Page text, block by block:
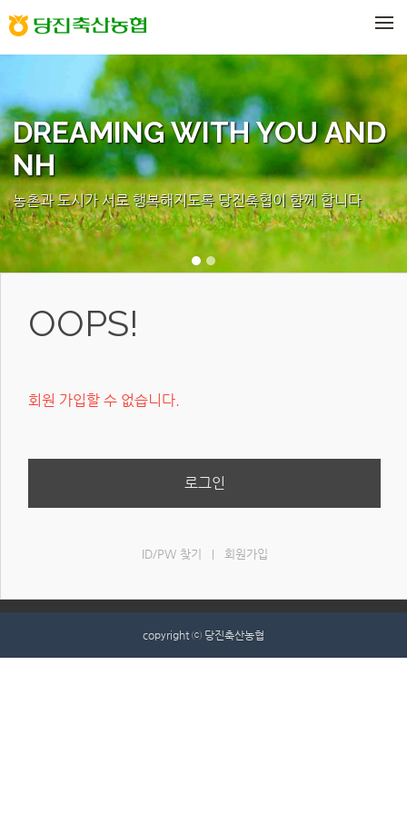
DREAMING WITH YOU AND
NH
농촌과 도시가 서로 행복해지도록 당진축협이 함께 합니다
OOPS!
회원 가입할 수 없습니다.
로그인
ID/PW 찾기 회원가입
copyright ⓒ 당진축산농협